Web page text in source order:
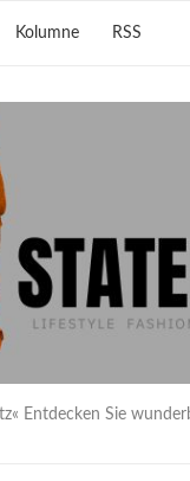
Kolumne RSS
Entdecken Sie